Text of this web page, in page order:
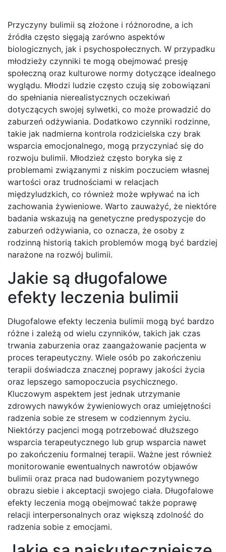
Przyczyny bulimii są złożone i różnorodne, a ich
źródła często sięgają zarówno aspektów
biologicznych, jak i psychospołecznych. W przypadku
młodzieży czynniki te mogą obejmować presję
społeczną oraz kulturowe normy dotyczące idealnego
wyglądu. Młodzi ludzie często czują się zobowiązani
do spełniania nierealistycznych oczekiwań
dotyczących swojej sylwetki, co może prowadzić do
zaburzeń odżywiania. Dodatkowo czynniki rodzinne,
takie jak nadmierna kontrola rodzicielska czy brak
wsparcia emocjonalnego, mogą przyczyniać się do
rozwoju bulimii. Młodzież często boryka się z
problemami związanymi z niskim poczuciem własnej
wartości oraz trudnościami w relacjach
międzyludzkich, co również może wpływać na ich
zachowania żywieniowe. Warto zauważyć, że niektóre
badania wskazują na genetyczne predyspozycje do
zaburzeń odżywiania, co oznacza, że osoby z
rodzinną historią takich problemów mogą być bardziej
narażone na rozwój bulimii.
Jakie są długofalowe
efekty leczenia bulimii
Długofalowe efekty leczenia bulimii mogą być bardzo
różne i zależą od wielu czynników, takich jak czas
trwania zaburzenia oraz zaangażowanie pacjenta w
proces terapeutyczny. Wiele osób po zakończeniu
terapii doświadcza znacznej poprawy jakości życia
oraz lepszego samopoczucia psychicznego.
Kluczowym aspektem jest jednak utrzymanie
zdrowych nawyków żywieniowych oraz umiejętności
radzenia sobie ze stresem w codziennym życiu.
Niektórzy pacjenci mogą potrzebować dłuższego
wsparcia terapeutycznego lub grup wsparcia nawet
po zakończeniu formalnej terapii. Ważne jest również
monitorowanie ewentualnych nawrotów objawów
bulimii oraz praca nad budowaniem pozytywnego
obrazu siebie i akceptacji swojego ciała. Długofalowe
efekty leczenia mogą obejmować także poprawę
relacji interpersonalnych oraz większą zdolność do
radzenia sobie z emocjami.